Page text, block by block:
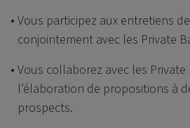
Vous participez aux entretiens
conjointement avec les Private
Vous collaborez avec les Private
l’élaboration de propositions à
prospects.